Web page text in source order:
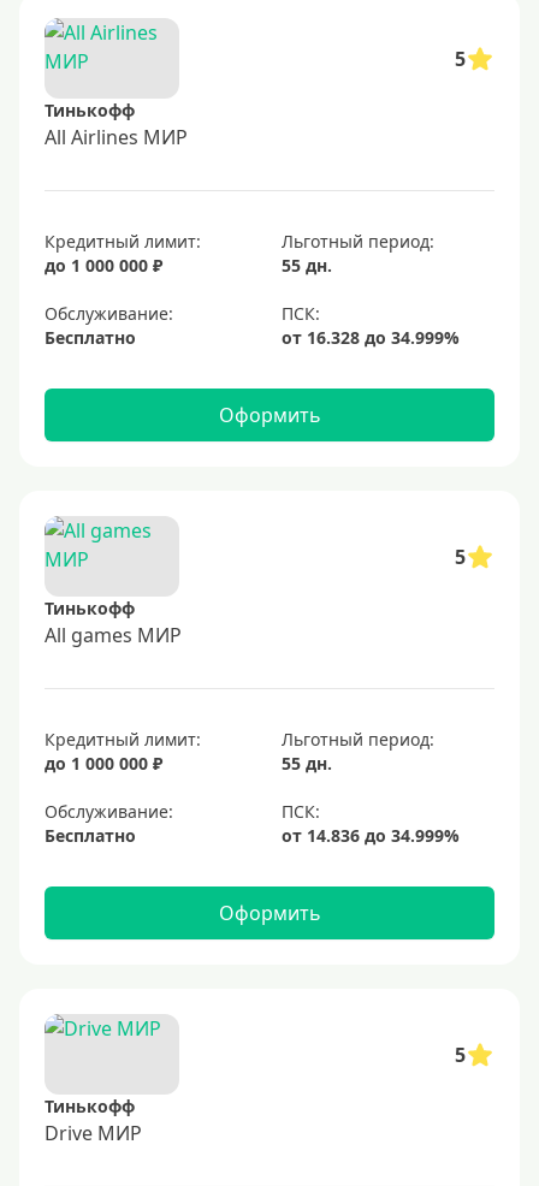
5
Тинькофф
All Airlines МИР
Кредитный лимит:
до 1 000 000 ₽
Льготный период:
55 дн.
Обслуживание:
Бесплатно
Оформить
5
Тинькофф
All games МИР
Кредитный лимит:
до 1 000 000 ₽
Льготный период:
55 дн.
Обслуживание:
Бесплатно
Оформить
5
Тинькофф
Drive МИР